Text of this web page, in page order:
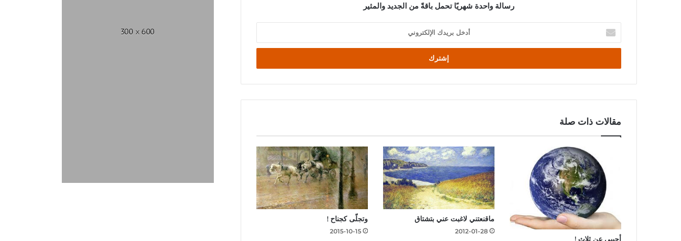
رسالة واحدة شهريًا تحمل باقةً من الجديد والمثير
أدخل
بريدك
الإلكتروني
مقالات ذات صلة
ماقنعتني لاغبت عني بتشتاق
2012-01-28
وتجلّى كجناح !
2015-10-15